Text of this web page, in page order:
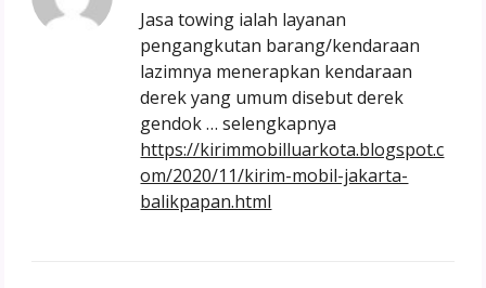
Jasa towing ialah layanan
pengangkutan barang/kendaraan
lazimnya menerapkan kendaraan
derek yang umum disebut derek
gendok … selengkapnya
https://kirimmobilluarkota.blogspot.c
om/2020/11/kirim-mobil-jakarta-
balikpapan.html